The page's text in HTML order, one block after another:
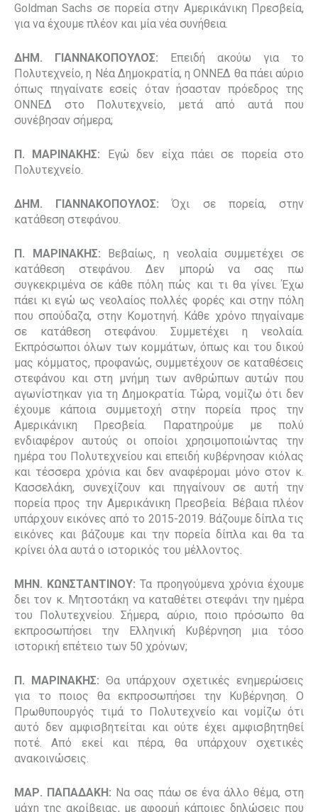
Goldman Sachs σε πορεία στην Αμερικάνικη Πρεσβεία,
για να έχουμε πλέον και μία νέα συνήθεια.
ΔΗΜ. ΓΙΑΝΝΑΚΟΠΟΥΛΟΣ: Επειδή ακούω για το
Πολυτεχνείο, η Νέα Δημοκρατία, η ΟΝΝΕΔ θα πάει αύριο
όπως πηγαίνατε εσείς όταν ήσασταν πρόεδρος της
ΟΝΝΕΔ στο Πολυτεχνείο, μετά από αυτά που
συνέβησαν σήμερα;
Π. ΜΑΡΙΝΑΚΗΣ: Εγώ δεν είχα πάει σε πορεία στο
Πολυτεχνείο.
ΔΗΜ. ΓΙΑΝΝΑΚΟΠΟΥΛΟΣ:Όχι σε πορεία, στην
κατάθεση στεφάνου.
Π. ΜΑΡΙΝΑΚΗΣ: Βεβαίως, η νεολαία συμμετέχει σε
κατάθεση στεφάνου. Δεν μπορώ να σας πω
συγκεκριμένα σε κάθε πόλη πώς και τι θα γίνει. Έχω
πάει κι εγώ ως νεολαίος πολλές φορές και στην πόλη
που σπούδαζα, στην Κομοτηνή. Κάθε χρόνο πηγαίναμε
σε κατάθεση στεφάνου. Συμμετέχει η νεολαία.
Εκπρόσωποι όλων των κομμάτων, όπως και του δικού
μας κόμματος, προφανώς, συμμετέχουν σε καταθέσεις
στεφάνου και στη μνήμη των ανθρώπων αυτών που
αγωνίστηκαν για τη Δημοκρατία. Τώρα, νομίζω ότι δεν
έχουμε κάποια συμμετοχή στην πορεία προς την
Αμερικάνικη Πρεσβεία. Παρατηρούμε με πολύ
ενδιαφέρον αυτούς οι οποίοι χρησιμοποιώντας την
ημέρα του Πολυτεχνείου και επειδή κυβέρνησαν κιόλας
και τέσσερα χρόνια και δεν αναφέρομαι μόνο στον κ.
Κασσελάκη, συνεχίζουν και πηγαίνουν σε αυτή την
πορεία προς την Αμερικάνικη Πρεσβεία. Βέβαια πλέον
υπάρχουν εικόνες από το 2015-2019. Βάζουμε δίπλα τις
εικόνες και βάζουμε και την πορεία δίπλα και θα τα
κρίνει όλα αυτά ο ιστορικός του μέλλοντος.
ΜΗΝ. ΚΩΝΣΤΑΝΤΙΝΟΥ:Τα προηγούμενα χρόνια έχουμε
δει τον κ. Μητσοτάκη να καταθέτει στεφάνι την ημέρα
του Πολυτεχνείου. Σήμερα, αύριο, ποιο πρόσωπο θα
εκπροσωπήσει την Ελληνική Κυβέρνηση μια τόσο
ιστορική επέτειο των 50 χρόνων;
Π. ΜΑΡΙΝΑΚΗΣ: Θα υπάρχουν σχετικές ενημερώσεις
για το ποιος θα εκπροσωπήσει την Κυβέρνηση. Ο
Πρωθυπουργός τιμά το Πολυτεχνείο και νομίζω ότι
αυτό δεν αμφισβητείται και ούτε έχει αμφισβητηθεί
ποτέ. Από εκεί και πέρα, θα υπάρχουν σχετικές
ανακοινώσεις.
ΜΑΡ. ΠΑΠΑΔΑΚΗ: Να σας πάω σε ένα άλλο θέμα, στη
μάχη της ακρίβειας, με αφορμή κάποιες δηλώσεις που